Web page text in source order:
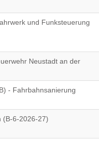
und Funksteuerung
Neustadt an der
- Fahrbahnsanierung
(B-6-2026-27)